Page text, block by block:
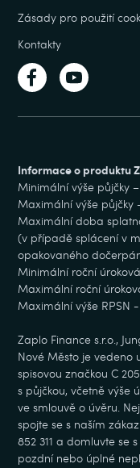
Zásady pro použití
Kontakty
Informace o produktu
Minimální výše půjčky
Maximální výše půjčky
Maximální doba
(v případě splácení v
opakovaného
Minimální roční
Maximální roční
Maximální výše RPSN -
Zaplo Finance s.r.o.,
Nové Město je vedeno
spisovou značkou C
s půjčkou, včetně výše
ve smlouvě o úvěru.
spojte se s naším
852 311 a domluvte se
pozdní nebo úplné